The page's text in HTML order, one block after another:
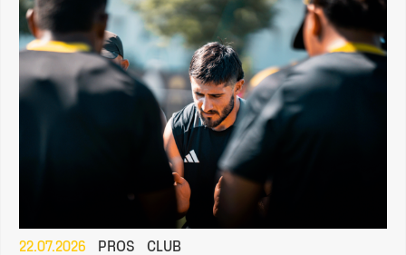
22.07.2026 PROS CLUB